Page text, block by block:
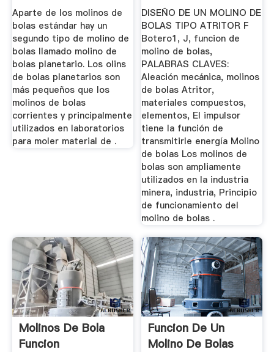
Aparte de los molinos de
bolas estándar hay un
segundo tipo de molino de
bolas llamado molino de
bolas planetario. Los olins
de bolas planetarios son
más pequeños que los
molinos de bolas
corrientes y principalmente
utilizados en laboratorios
para moler material de .
DISEÑO DE UN MOLINO DE
BOLAS TIPO ATRITOR F
Botero1, J, funcion de
molino de bolas,
PALABRAS CLAVES:
Aleación mecánica, molinos
de bolas Atritor,
materiales compuestos,
elementos, El impulsor
tiene la función de
transmitirle energía Molino
de bolas Los molinos de
bolas son ampliamente
utilizados en la industria
minera, industria, Principio
de funcionamiento del
molino de bolas .
Molinos De Bola
Funcion
Funcion De Un
Molino De Bolas